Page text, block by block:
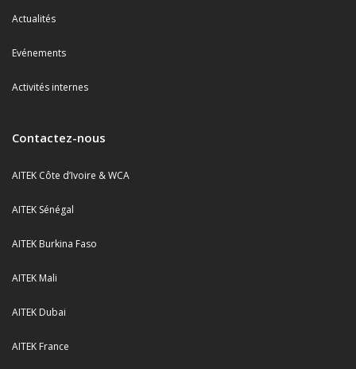
Actualités
Evénements
Activités internes
Contactez-nous
AITEK Côte d’Ivoire & WCA
AITEK Sénégal
AITEK Burkina Faso
AITEK Mali
AITEK Dubai
AITEK France